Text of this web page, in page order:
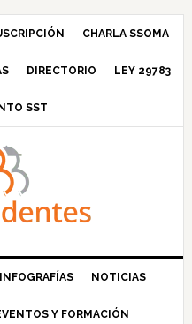
CHARLA SSOMA
DIRECTORIO LEY 29783
SST
INFOGRAFÍAS NOTICIAS
Y FORMACIÓN